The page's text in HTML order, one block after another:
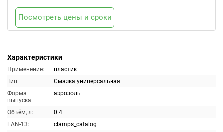
Характеристики
Применение:
пластик
Тип:
Смазка универсальная
Форма
выпуска:
аэрозоль
Объём, л:
0.4
EAN-13:
clamps_catalog
Посмотреть цены и сроки